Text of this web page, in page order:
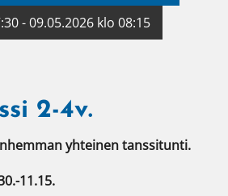
- 09.05.2026 klo 08:15
2-4v.
yhteinen tanssitunti.
11.15.